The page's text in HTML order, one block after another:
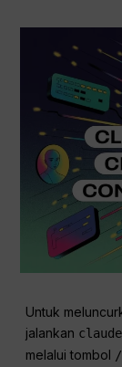
Untuk
jalankan
melalui tombol